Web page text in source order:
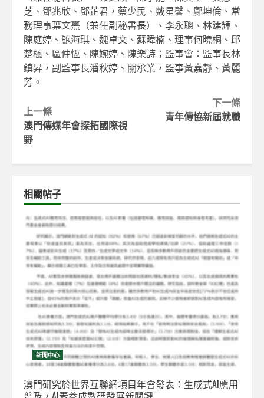
芝、鄧兆欣、鄧芷君，蔡少民、戴星馨、鄺坤倫、常
務理事葉文熹（兼任副秘書長）、李永聰、林建輝、
陳庭婷、鮑海琪、魏卓文、蘇暐楠、理事何曉桐、邱
楚楓、區仲恆、陳婉婷、陳樂詩；監事會：監事長林
鎮昇，副監事長潘秋婷、關承業，監事黃嘉靜、黃麗
芳。
Continue
Reading
下一條
青年傳協新屆就職
上一條
澳門傳媒年會探拓國際視
野
相關帖子
新聞中心
澳門研究於世界互聯網項目年會發表：生成式AI應用